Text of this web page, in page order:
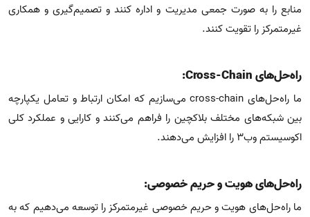
منابع را به صورت جمعی مدیریت و اداره کنند و تصمیم‌گیری و همکاری
غیرمتمرکز را تقویت کنند.
راه‌حل‌های Cross-Chain:
ما راه‌حل‌های cross-chain می‌سازیم که امکان ارتباط و تعامل یکپارچه
بین شبکه‌های مختلف بلاکچین را فراهم می‌کنند و کارایی و عملکرد کلی
اکوسیستم وب۳ را افزایش می‌دهند.
راه‌حل‌های هویت و حریم خصوصی:
ما راه‌حل‌های هویت و حریم خصوصی غیرمتمرکز را توسعه می‌دهیم که به